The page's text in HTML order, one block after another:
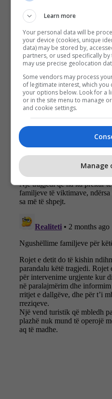
Tragjedia Në Shëngjin
Learn more
Your personal data will be
your device (cookies, unique
data) may be stored by,
partners, or used specifically
may use precise geolocation
Some vendors may process
of legitimate interest, which
your options below. Look for a
or in the site menu to manage
and cookie settings.
Manage